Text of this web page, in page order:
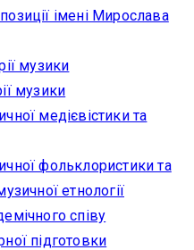
імені Мирослава
музики
музики
медієвістики та
фольклористики та
етнології
співу
підготовки